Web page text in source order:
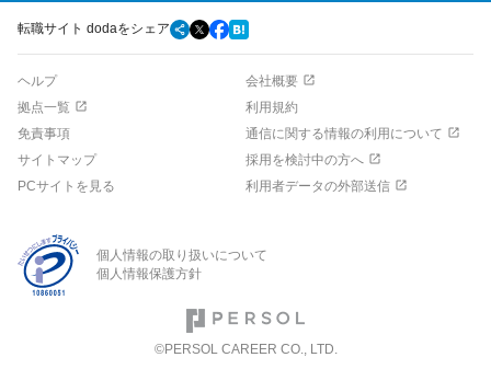
転職サイト dodaをシェア
ヘルプ
会社概要
拠点一覧
利用規約
免責事項
通信に関する情報の利用について
サイトマップ
採用を検討中の方へ
PCサイトを見る
利用者データの外部送信
個人情報の取り扱いについて
個人情報保護方針
©PERSOL CAREER CO., LTD.